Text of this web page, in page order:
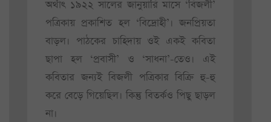
অর্থাৎ ১৯২২ সালের জানুয়ারি মাসে ‘বিজলী’
পত্রিকায় প্রকাশিত হল ‘বিদ্রোহী’। জনপ্রিয়তা
বাড়ল। পাঠকের চাহিদায় ওই একই কবিতা
ছাপা হল ‘প্রবাসী’ ও ‘সাধনা’-তেও। এই
কবিতার জন্যই বিজলী পত্রিকার বিক্রি হু-হু
করে বেড়ে গিয়েছিল। কিন্তু বিতর্কও পিছু ছাড়ল
না।